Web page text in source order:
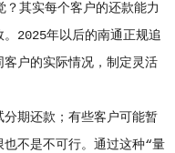
其实每个客户的还款能力
2025年以后的南通正规追
户的实际情况，制定灵活
期还款；有些客户可能暂
不是不可行。通过这种“量